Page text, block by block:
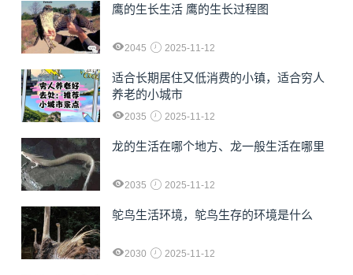
鹰的生长生活 鹰的生长过程图
2045 2025-11-12
适合长期居住又低消费的小镇，适合穷人
养老的小城市
2035 2025-11-12
龙的生活在哪个地方、龙一般生活在哪里
2035 2025-11-12
鸵鸟生活环境，鸵鸟生存的环境是什么
2030 2025-11-12